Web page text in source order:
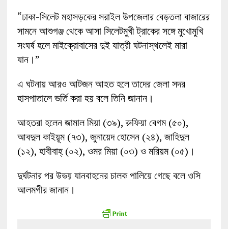
“ঢাকা-সিলেট মহাসড়কের সরাইল উপজেলার বেড়তলা বাজারের
সামনে আশুগঞ্জ থেকে আসা সিলেটমুখী ট্রাকের সঙ্গে মুখোমুখি
সংঘর্ষ হলে মাইক্রোবাসের দুই যাত্রী ঘটনাস্থলেই মারা
যান।”
এ ঘটনায় আরও আটজন আহত হলে তাদের জেলা সদর
হাসপাতালে ভর্তি করা হয় বলে তিনি জানান।
আহতরা হলেন জামাল মিয়া (৩৯), রুফিয়া বেগম (৫০),
আবদুল কাইয়ূম (৭৩), জুনায়েদ হোসেন (২৪), জাহিদুল
(১২), হাবীবাহ্ (০২), ওমর মিয়া (০৩) ও মরিয়ম (০৫)।
দুর্ঘটনার পর উভয় যানবাহনের চালক পালিয়ে গেছে বলে ওসি
আলমগীর জানান।